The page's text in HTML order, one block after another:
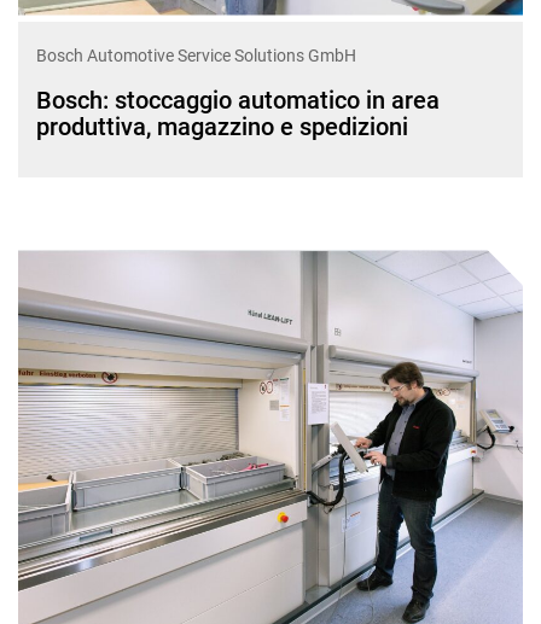
Bosch Automotive Service Solutions GmbH
Bosch: stoccaggio automatico in area
produttiva, magazzino e spedizioni